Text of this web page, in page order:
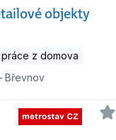
objekty
z domova
Břevnov